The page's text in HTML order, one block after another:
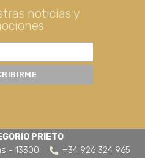
noticias y
PRIETO
- 13300
+34 926 324 965